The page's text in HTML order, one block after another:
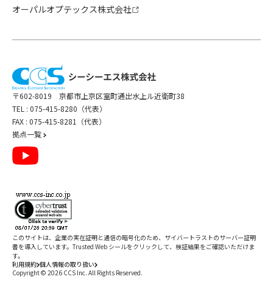
オーパルオプテックス株式会社
〒602-8019 京都市上京区室町通出水上ル近衛町38
TEL : 075-415-8280（代表）
FAX : 075-415-8281（代表）
拠点一覧
利用規約 個人情報の取り扱い
Copyright © 2026 CCS Inc. All Rights Reserved.
このサイトは、企業の実在証明と通信の暗号化のため、サイバートラストのサーバー証明
書を導入しています。Trusted Web シールをクリックして、検証結果をご確認いただけま
す。